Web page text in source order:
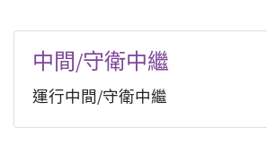
中間/守衛中繼
運行中間/守衛中繼